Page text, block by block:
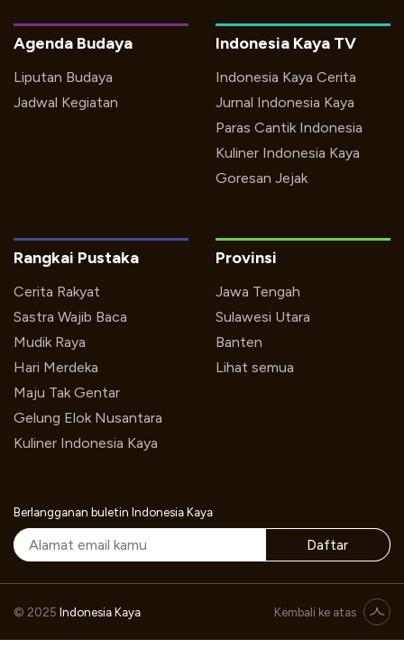
Indonesia Kaya TV
Indonesia Kaya Cerita
Jurnal Indonesia Kaya
Paras Cantik Indonesia
Kuliner Indonesia Kaya
Goresan Jejak
Agenda Budaya
Liputan Budaya
Jadwal Kegiatan
Rangkai Pustaka
Cerita Rakyat
Sastra Wajib Baca
Mudik Raya
Hari Merdeka
Maju Tak Gentar
Gelung Elok Nusantara
Kuliner Indonesia Kaya
Provinsi
Jawa Tengah
Sulawesi Utara
Banten
Lihat semua
Berlangganan buletin Indonesia Kaya
Daftar
© 2025 Indonesia Kaya Kembali ke atas